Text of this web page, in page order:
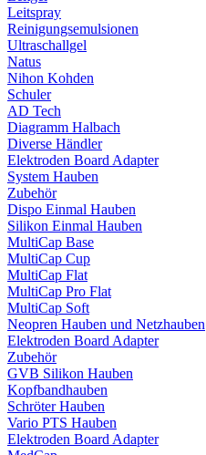
Leitspray
Reinigungsemulsionen
Ultraschallgel
Natus
Nihon Kohden
Schuler
AD Tech
Diagramm Halbach
Diverse Händler
Elektroden Board Adapter
System Hauben
Zubehör
Dispo Einmal Hauben
Silikon Einmal Hauben
MultiCap Base
MultiCap Cup
MultiCap Flat
MultiCap Pro Flat
MultiCap Soft
Neopren Hauben und Netzhauben
Elektroden Board Adapter
Zubehör
GVB Silikon Hauben
Kopfbandhauben
Schröter Hauben
Vario PTS Hauben
Elektroden Board Adapter